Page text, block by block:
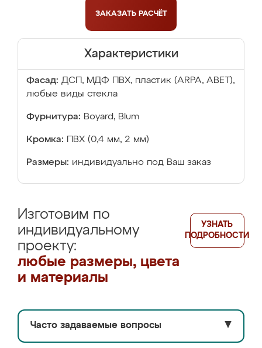
ЗАКАЗАТЬ РАСЧЁТ
Характеристики
Фасад: ДСП, МДФ ПВХ, пластик (ARPA, ABET),
любые виды стекла
Фурнитура: Boyard, Blum
Кромка: ПВХ (0,4 мм, 2 мм)
Размеры: индивидуально под Ваш заказ
Изготовим по
индивидуальному
проекту:
любые размеры, цвета
и материалы
УЗНАТЬ
ПОДРОБНОСТИ
Часто задаваемые вопросы ▼